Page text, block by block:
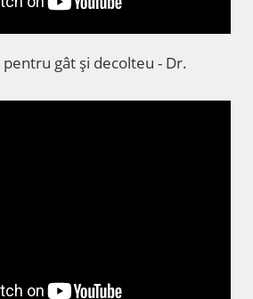
gât și decolteu - Dr.